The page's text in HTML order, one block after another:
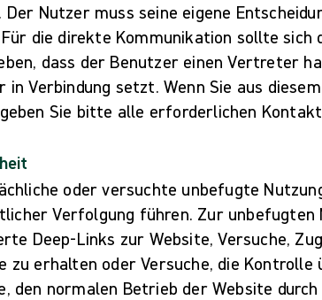
Der Nutzer muss seine eigene
die direkte Kommunikation sollte sich
dass der Benutzer einen Vertreter
in Verbindung setzt. Wenn Sie aus
Sie bitte alle erforderlichen
oder versuchte unbefugte
Verfolgung führen. Zur
Deep-Links zur Website, Versuche,
zu erhalten oder Versuche, die Kontrolle
den normalen Betrieb der Website